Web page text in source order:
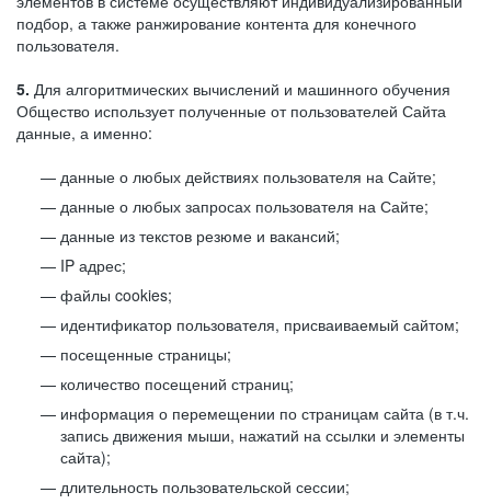
подбор, а также ранжирование контента для конечного
пользователя.
5. Для алгоритмических вычислений и машинного обучения
Общество использует полученные от пользователей Сайта
данные, а именно:
данные о любых действиях пользователя на Сайте;
данные о любых запросах пользователя на Сайте;
данные из текстов резюме и вакансий;
IP адрес;
файлы cookies;
идентификатор пользователя, присваиваемый сайтом;
посещенные страницы;
количество посещений страниц;
информация о перемещении по страницам сайта (в т.ч.
запись движения мыши, нажатий на ссылки и элементы
сайта);
длительность пользовательской сессии;